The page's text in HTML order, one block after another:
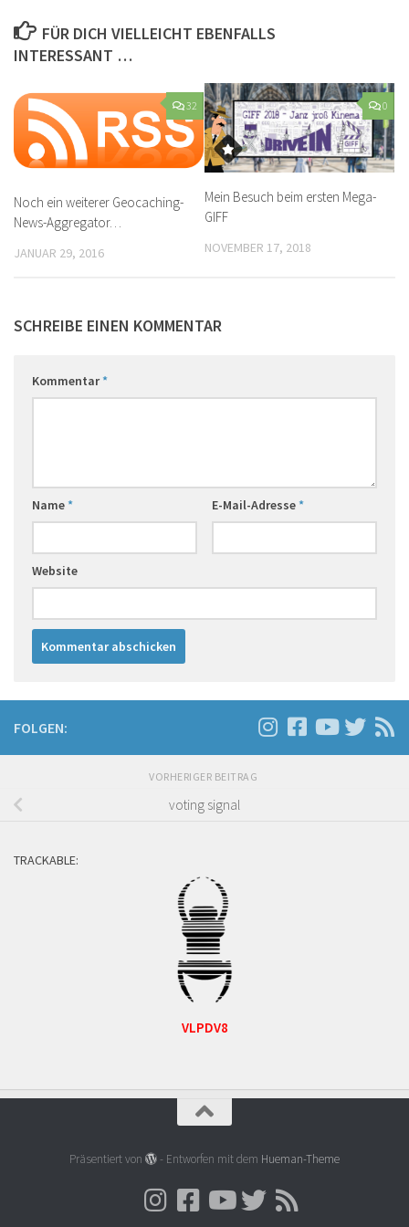
FÜR DICH VIELLEICHT EBENFALLS
INTERESSANT …
32
Noch ein weiterer Geocaching-
News-Aggregator…
JANUAR 29, 2016
0
Mein Besuch beim ersten Mega-
GIFF
NOVEMBER 17, 2018
SCHREIBE EINEN KOMMENTAR
Kommentar*
Name* E-Mail-Adresse*
Website
FOLGEN:
VORHERIGER BEITRAG
voting signal
TRACKABLE:
VLPDV8
Präsentiert von - Entworfen mit dem Hueman-Theme